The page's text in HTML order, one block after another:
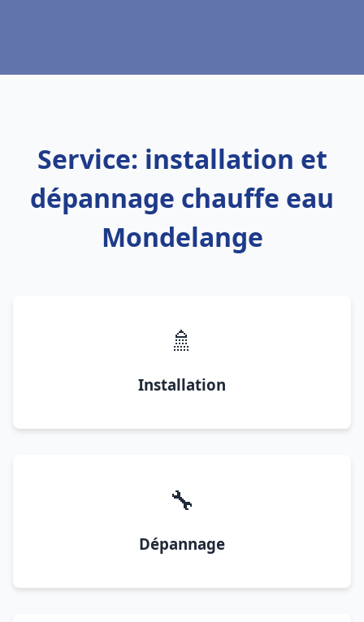
Service: installation et
dépannage chauffe eau
Mondelange
🚿
Installation
🔧
Dépannage